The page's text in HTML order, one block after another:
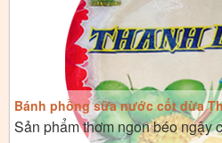
Bánh phồng sữa nước cốt dừa
Sản phẩm thơm ngon béo ngậy